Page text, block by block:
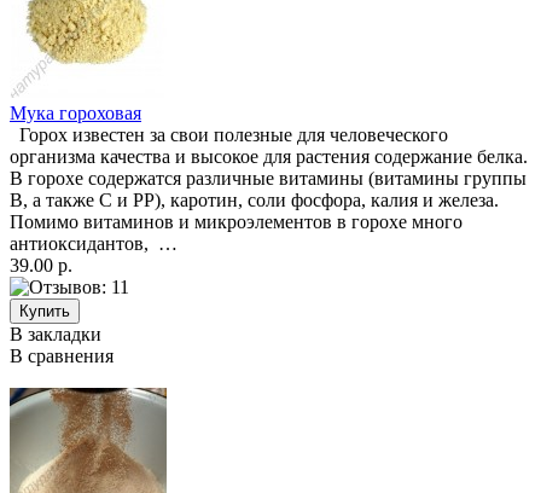
Мука гороховая
Горох известен за свои полезные для человеческого
организма качества и высокое для растения содержание белка.
В горохе содержатся различные витамины (витамины группы
B, а также С и PP), каротин, соли фосфора, калия и железа.
Помимо витаминов и микроэлементов в горохе много
антиоксидантов, …
39.00 р.
В закладки
В сравнения